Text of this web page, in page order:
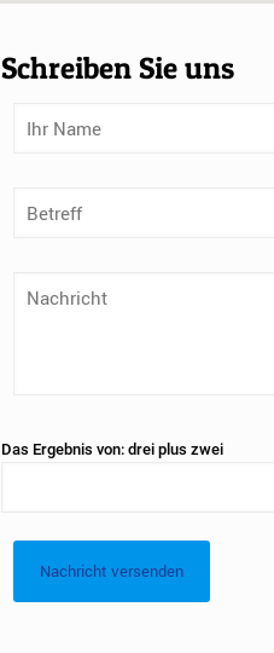
Schreiben Sie uns
Das Ergebnis von: drei plus zwei